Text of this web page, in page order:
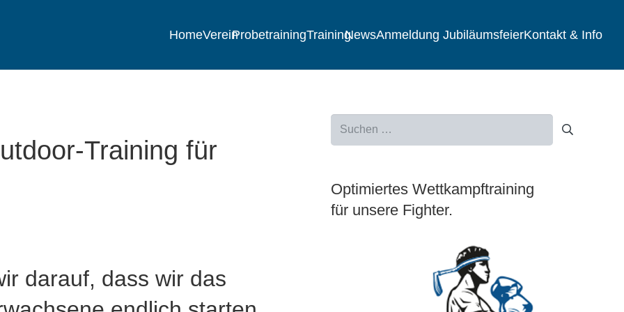
HomeVereinProbetrainingTrainingNewsAnmeldung JubiläumsfeierKontakt & Info
Training für
darauf, dass wir das
Suchen
Optimiertes Wettkampftraining
für unsere Fighter.